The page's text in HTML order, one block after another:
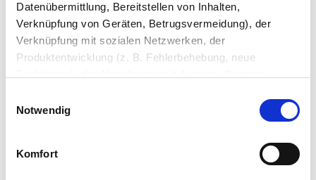
Datenübermittlung, Bereitstellen von Inhalten,
Verknüpfung von Geräten, Betrugsvermeidung), der
Verknüpfung mit sozialen Netzwerken, der
Produktentwicklung (z. B. Fehlerbehebung, neue
(z. B. Ladezeiten, personalisierte Inhalte,
Bereitstellung und Messen von Anzeigen, personalisierte
Anzeigen, Retargeting).
Notwendig
Komfort
2 Sterne
0 (0%)
1 Stern
0 (0%)
Der Raumteiler RM83L3 steht jetzt
macht optisch genau das, was wir uns